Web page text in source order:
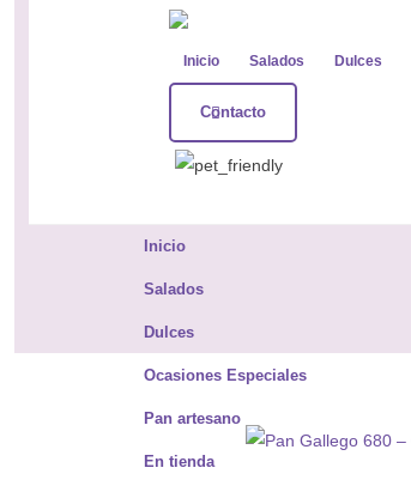
Inicio Salados Dulces
Contacto
Inicio
Salados
Dulces
Ocasiones Especiales
Pan artesano
En tienda